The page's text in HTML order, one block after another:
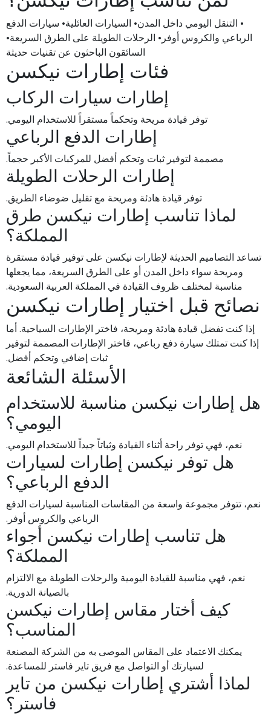
• التنقل اليومي داخل المدن• السيارات العائلية• سيارات الدفع
الرباعي والكروس أوفر• الرحلات الطويلة على الطرق السريعة•
السائقون الباحثون عن تقنيات حديثة
فئات إطارات نيكسن
إطارات سيارات الركاب
توفر قيادة مريحة وتحكماً مستقراً للاستخدام اليومي.
إطارات الدفع الرباعي
مصممة لتوفير ثبات وتحكم أفضل للمركبات الأكبر حجماً.
إطارات الرحلات الطويلة
توفر قيادة هادئة ومريحة مع تقليل ضوضاء الطريق.
لماذا تناسب إطارات نيكسن طرق
المملكة؟
تساعد التصاميم الحديثة لإطارات نيكسن على توفير قيادة مستقرة
ومريحة سواء داخل المدن أو على الطرق السريعة، مما يجعلها
مناسبة لمختلف ظروف القيادة في المملكة العربية السعودية.
نصائح قبل اختيار إطارات نيكسن
إذا كنت تفضل قيادة هادئة ومريحة، فاختر الإطارات السياحية. أما
إذا كنت تمتلك سيارة دفع رباعي، فاختر الإطارات المصممة لتوفير
ثبات إضافي وتحكم أفضل.
الأسئلة الشائعة
هل إطارات نيكسن مناسبة للاستخدام
اليومي؟
نعم، فهي توفر راحة أثناء القيادة وثباتاً جيداً للاستخدام اليومي.
هل توفر نيكسن إطارات لسيارات
الدفع الرباعي؟
نعم، تتوفر مجموعة واسعة من المقاسات المناسبة لسيارات الدفع
الرباعي والكروس أوفر.
هل تناسب إطارات نيكسن أجواء
المملكة؟
نعم، فهي مناسبة للقيادة اليومية والرحلات الطويلة مع الالتزام
بالصيانة الدورية.
كيف أختار مقاس إطارات نيكسن
المناسب؟
يمكنك الاعتماد على المقاس الموصى به من الشركة المصنعة
لسيارتك أو التواصل مع فريق تاير فاستر للمساعدة.
لماذا أشتري إطارات نيكسن من تاير
فاستر؟